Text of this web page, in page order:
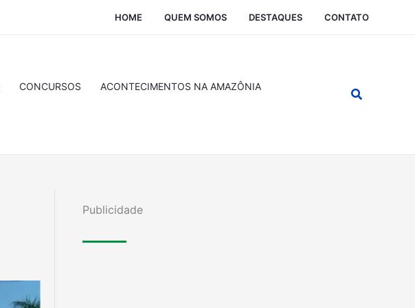
HOME QUEM SOMOS DESTAQUES CONTATO
CONCURSOS
ACONTECIMENTOS NA AMAZÔNIA
Pesquisar
Publicidade